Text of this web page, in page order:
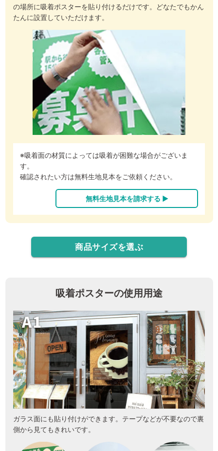
の場所に吸着ポスターを貼り付けるだけです。どなたでもかん
たんに設置していただけます。
※吸着面の材質によっては吸着が困難な場合がございま
す。
確認されたい方は無料生地見本をご依頼ください。
無料生地見本を請求する ▶
商品サイズを選ぶ
吸着ポスターの使用用途
ガラス面にも貼り付けができます。テープなどが不要なので裏
側から見てもきれいです。